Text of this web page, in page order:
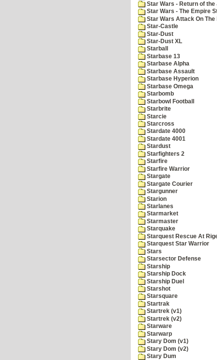
Star Wars - Return of
Star Wars - The Empire
Star Wars Attack On The
Star-Castle
Star-Dust
Star-Dust XL
Starball
Starbase 13
Starbase Alpha
Starbase Assault
Starbase Hyperion
Starbase Omega
Starbomb
Starbowl Football
Starbrite
Starcie
Starcross
Stardate 4000
Stardate 4001
Stardust
Starfighters 2
Starfire
Starfire Warrior
Stargate
Stargate Courier
Stargunner
Starion
Starlanes
Starmarket
Starmaster
Starquake
Starquest Rescue At
Starquest Star Warrior
Stars
Starsector Defense
Starship
Starship Dock
Starship Duel
Starshot
Starsquare
Startrak
Startrek (v1)
Startrek (v2)
Starware
Starwarp
Stary Dom (v1)
Stary Dom (v2)
Stary Dum